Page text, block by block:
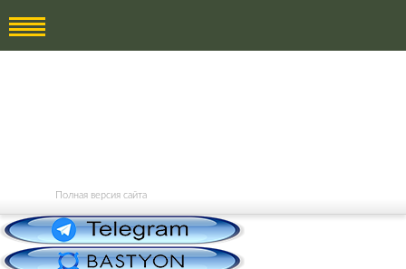
Полная версия сайта